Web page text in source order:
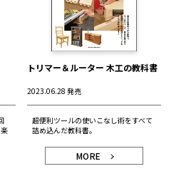
トリマー＆ルーター 木工の教科書
2023.06.28 発売
超便利ツールの使いこなし術をすべて
詰め込んだ教科書。
MORE